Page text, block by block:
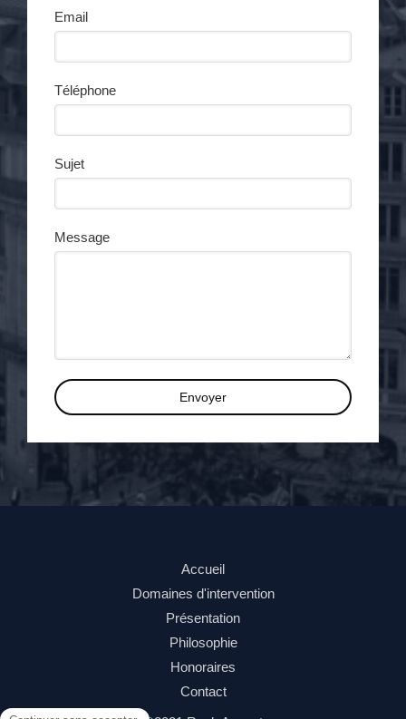
Email
Téléphone
Sujet
Message
Envoyer
Accueil
Domaines d'intervention
Présentation
Philosophie
Honoraires
Contact